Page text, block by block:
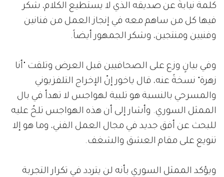
كلمة نيابةً عن صديقه الذي لا يستطيع الكلام، شكر
فيها كل من ساهم معه في إنجاز العمل من فنانين
وفنيين ومنتجين، وشكر الجمهور أيضاً.
وفي بيانٍ وزع على الصحافيين قبل العرض وتلقت "أنا
زهرة" نسخةً عنه، قال ياخور إنّ الإخراج التلفزيوني
والمسرحي بالنسبة هو تلبية لهواجس لا تهدأ في بال
الممثل السوري. وأشار إلى أن هذه الهواجس تلحُ عليه
للبحث عن أفق جديد في مجال العمل الفني، وما هو إلا
تنويع على مقام العشق والشغف.
ويؤكد الممثل السوري بأنه لن يتردد في تكرار التجربة